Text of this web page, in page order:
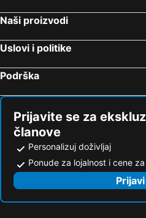
Naši proizvodi
Uslovi i politike
Podrška
Prijavite se za
članove
Personalizuj doživljaj
Ponude za lojalnost i cene